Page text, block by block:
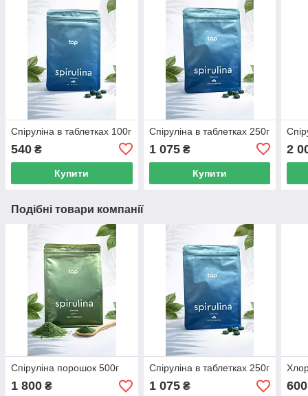
Спіруліна в таблетках 100г
540 ₴
Купити
Спіруліна в таблетках 250г
1 075₴
Купити
2
Подібні товари компанії
Спіруліна порошок 500г
1 800 ₴
Спіруліна в таблетках 250г
1 075₴ 600